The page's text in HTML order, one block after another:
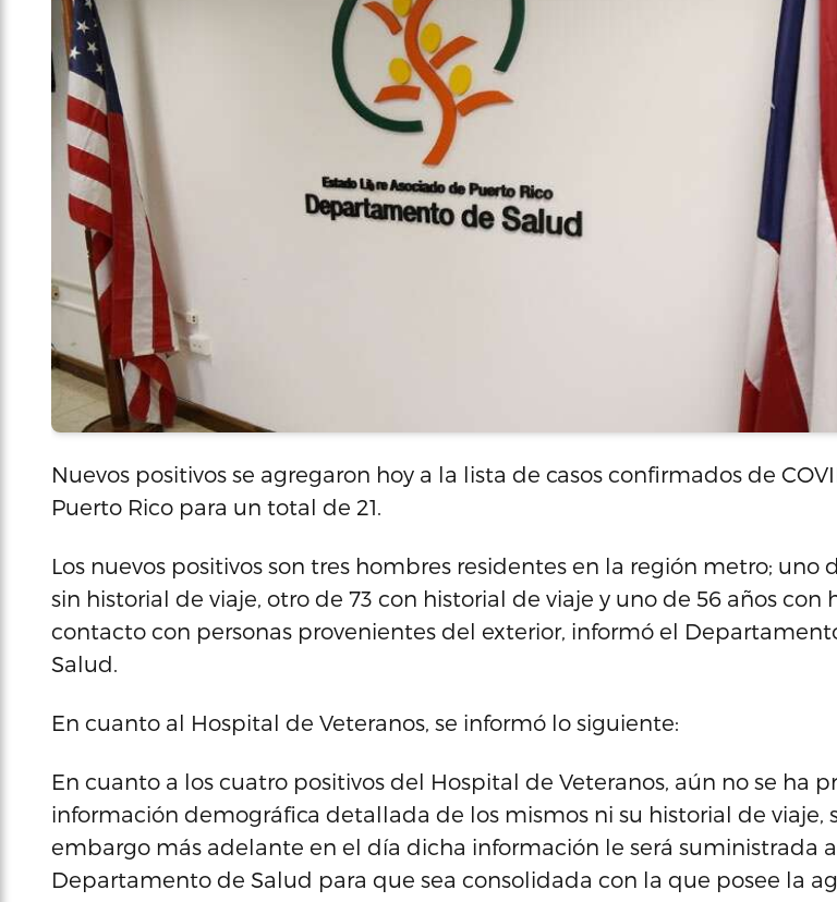
Nuevos positivos se agregaron hoy a la lista de casos confirmados de
Puerto Rico para un total de 21.
Los nuevos positivos son tres hombres residentes en la región metro; uno
sin historial de viaje, otro de 73 con historial de viaje y uno de 56 años con
contacto con personas provenientes del exterior, informó el
Salud.
En cuanto al Hospital de Veteranos, se informó lo siguiente:
En cuanto a los cuatro positivos del Hospital de Veteranos, aún no se ha
información demográfica detallada de los mismos ni su historial de viaje,
embargo más adelante en el día dicha información le será suministrada
Departamento de Salud para que sea consolidada con la que posee la